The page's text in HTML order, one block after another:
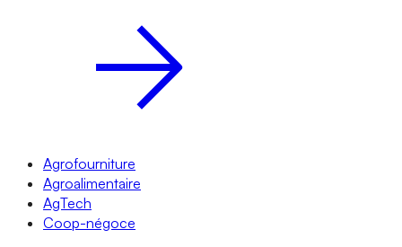
Agrofourniture
Agroalimentaire
AgTech
Coop-négoce